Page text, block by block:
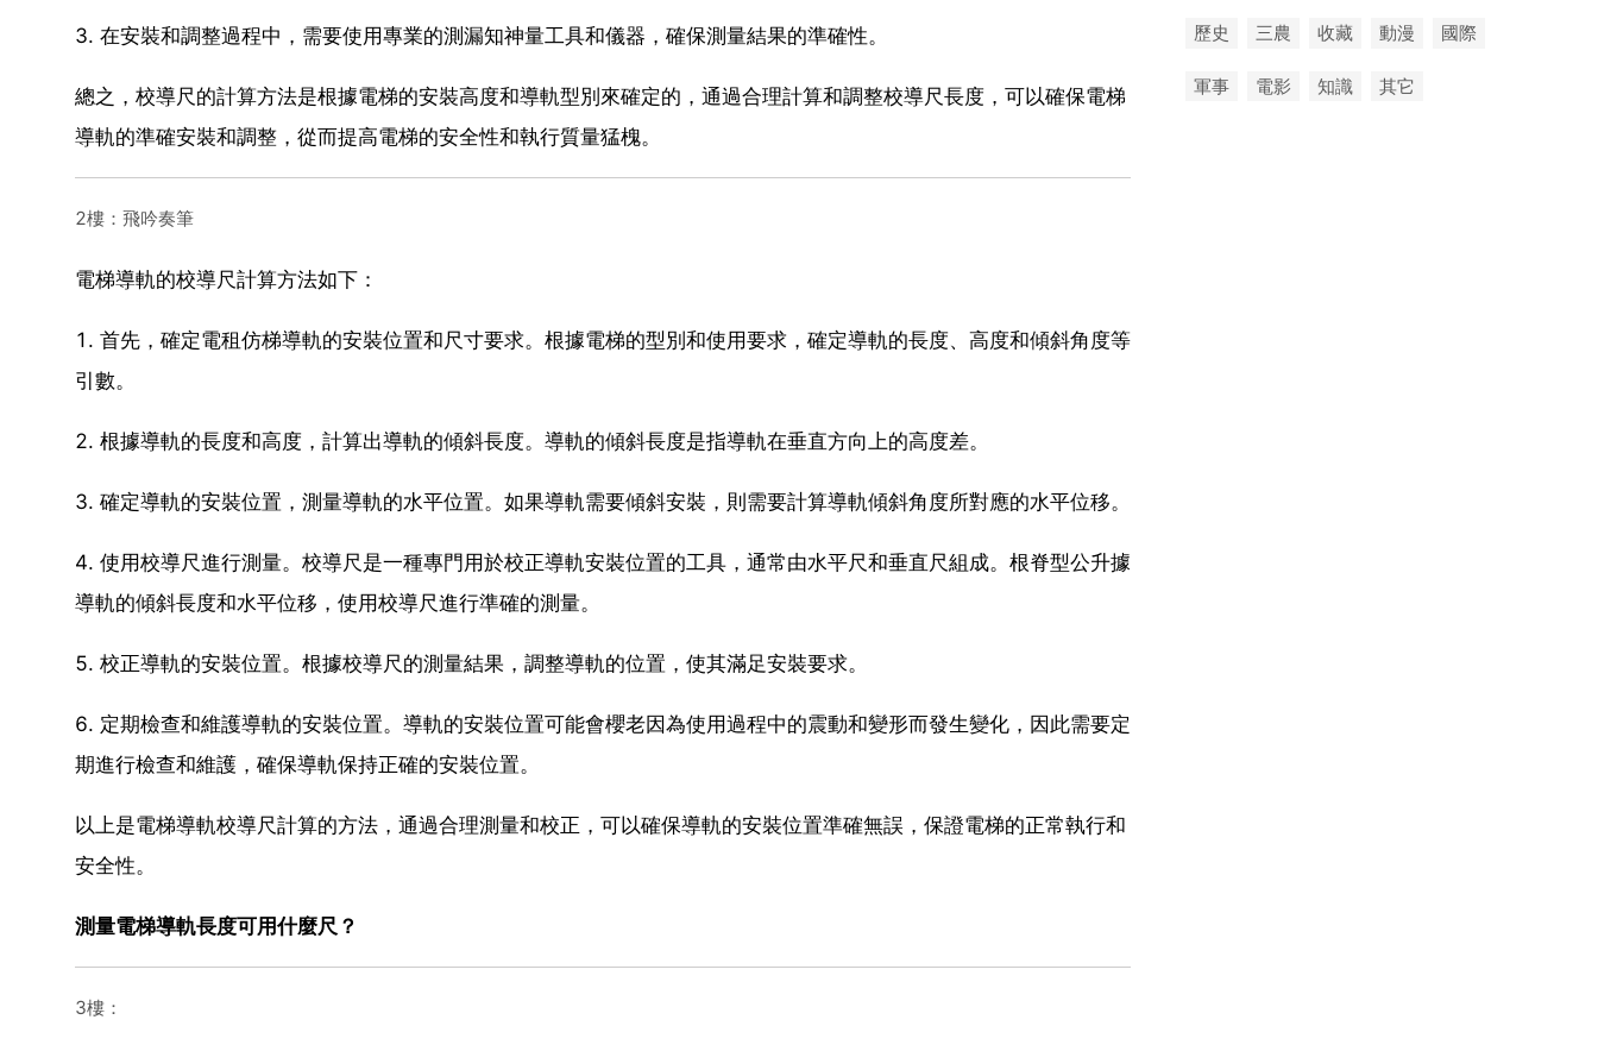
3. 在安裝和調整過程中，需要使用專業的測漏知神量工具和儀器，確保測量結果的準確性。
總之，校導尺的計算方法是根據電梯的安裝高度和導軌型別來確定的，通過合理計算和調整校導尺長度，可以確保電梯
導軌的準確安裝和調整，從而提高電梯的安全性和執行質量猛槐。
2樓：飛吟奏筆
電梯導軌的校導尺計算方法如下：
1. 首先，確定電租仿梯導軌的安裝位置和尺寸要求。根據電梯的型別和使用要求，確定導軌的長度、高度和傾斜角度等
引數。
2. 根據導軌的長度和高度，計算出導軌的傾斜長度。導軌的傾斜長度是指導軌在垂直方向上的高度差。
3. 確定導軌的安裝位置，測量導軌的水平位置。如果導軌需要傾斜安裝，則需要計算導軌傾斜角度所對應的水平位移。
4. 使用校導尺進行測量。校導尺是一種專門用於校正導軌安裝位置的工具，通常由水平尺和垂直尺組成。根脊型公升據
導軌的傾斜長度和水平位移，使用校導尺進行準確的測量。
5. 校正導軌的安裝位置。根據校導尺的測量結果，調整導軌的位置，使其滿足安裝要求。
6. 定期檢查和維護導軌的安裝位置。導軌的安裝位置可能會櫻老因為使用過程中的震動和變形而發生變化，因此需要定
期進行檢查和維護，確保導軌保持正確的安裝位置。
以上是電梯導軌校導尺計算的方法，通過合理測量和校正，可以確保導軌的安裝位置準確無誤，保證電梯的正常執行和
安全性。
測量電梯導軌長度可用什麼尺？
3樓：
歷史 三農 收藏 動漫 國際
軍事 電影 知識 其它